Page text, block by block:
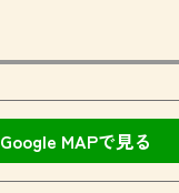
Google MAPで見る